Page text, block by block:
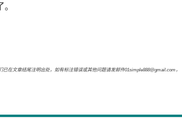
在文章结尾注明出处，如有标注错误或其他问题请发邮件01simple888@gmail.com，